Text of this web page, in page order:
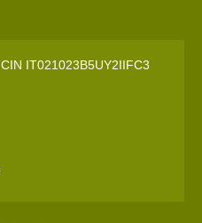
CIN IT021023B5UY2IIFC3